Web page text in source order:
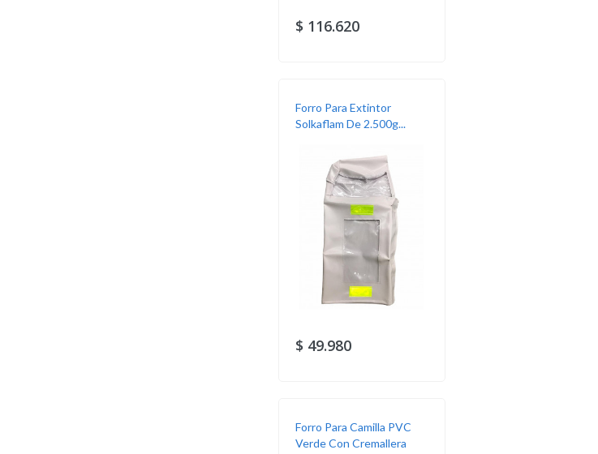
$ 116.620
Forro Para Extintor
Solkaflam De 2.500g...
$ 49.980
Forro Para Camilla PVC
Verde Con Cremallera